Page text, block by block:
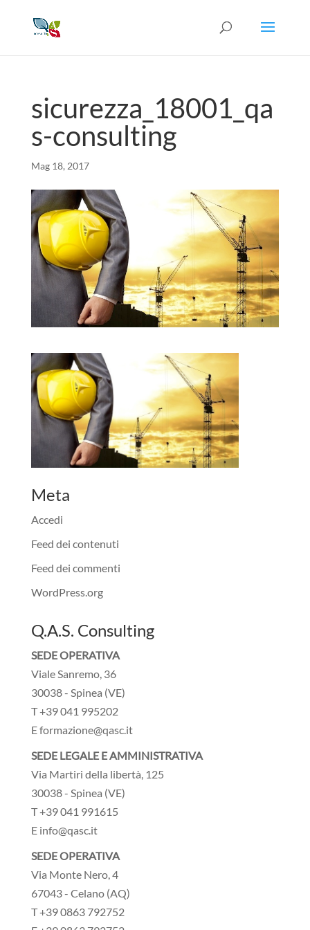
sicurezza_18001_qa
s-consulting
Mag 18, 2017
Meta
Accedi
Feed dei contenuti
Feed dei commenti
WordPress.org
Q.A.S. Consulting
SEDE OPERATIVA
Viale Sanremo, 36
30038 - Spinea (VE)
T +39 041 995202
E formazione@qasc.it
SEDE LEGALE E AMMINISTRATIVA
Via Martiri della libertà, 125
30038 - Spinea (VE)
T +39 041 991615
E info@qasc.it
SEDE OPERATIVA
Via Monte Nero, 4
67043 - Celano (AQ)
T +39 0863 792752